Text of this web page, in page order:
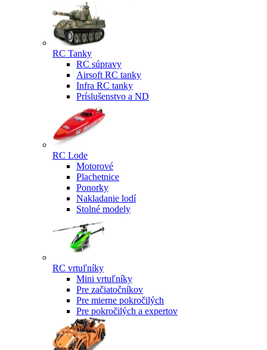
RC Tanky
RC súpravy
Airsoft RC tanky
Infra RC tanky
Príslušenstvo a ND
RC Lode
Motorové
Plachetnice
Ponorky
Nakladanie lodí
Stolné modely
RC vrtuľníky
Mini vrtuľníky
Pre začiatočníkov
Pre mierne pokročilých
Pre pokročilých a expertov